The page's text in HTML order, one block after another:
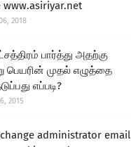
www.asiriyar.net
2018
பார்த்து அதற்கு
பெயரின் முதல் எழுத்தை
எப்படி?
2015
administrator email